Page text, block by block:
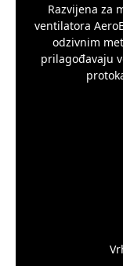
Razvijena za
ventilatora
odzivnim
prilagođavaju